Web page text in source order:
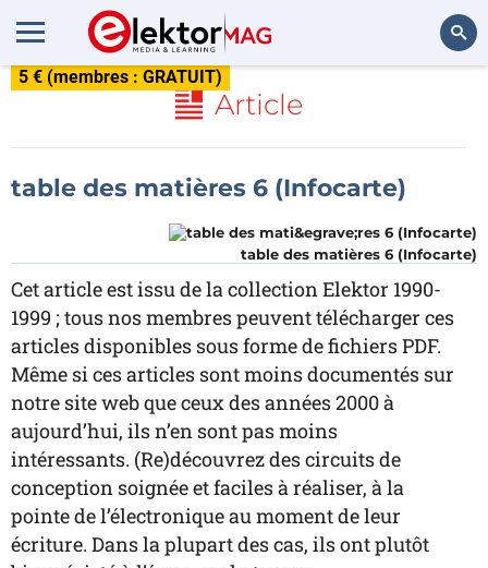
5 € (membres : GRATUIT)
Article
table des matières 6 (Infocarte)
table des matières 6 (Infocarte)
Cet article est issu de la collection Elektor 1990-
1999 ; tous nos membres peuvent télécharger ces
articles disponibles sous forme de fichiers PDF.
Même si ces articles sont moins documentés sur
notre site web que ceux des années 2000 à
aujourd’hui, ils n’en sont pas moins
intéressants. (Re)découvrez des circuits de
conception soignée et faciles à réaliser, à la
pointe de l’électronique au moment de leur
écriture. Dans la plupart des cas, ils ont plutôt